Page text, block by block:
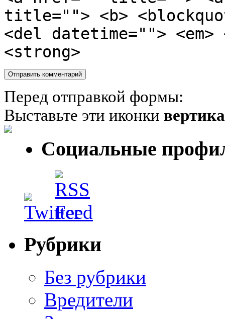
title=""> <b>
<del datetime="">
<strong>
Перед отправкой формы:
Выставьте эти иконки
Социальные
Рубрики
Без рубрики
Вредители